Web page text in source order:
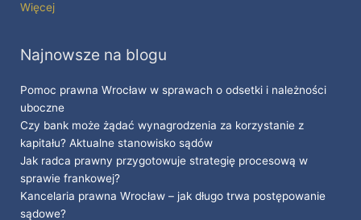
Więcej
Najnowsze na blogu
Pomoc prawna Wrocław w sprawach o odsetki i należności
uboczne
Czy bank może żądać wynagrodzenia za korzystanie z
kapitału? Aktualne stanowisko sądów
Jak radca prawny przygotowuje strategię procesową w
sprawie frankowej?
Kancelaria prawna Wrocław – jak długo trwa postępowanie
sądowe?